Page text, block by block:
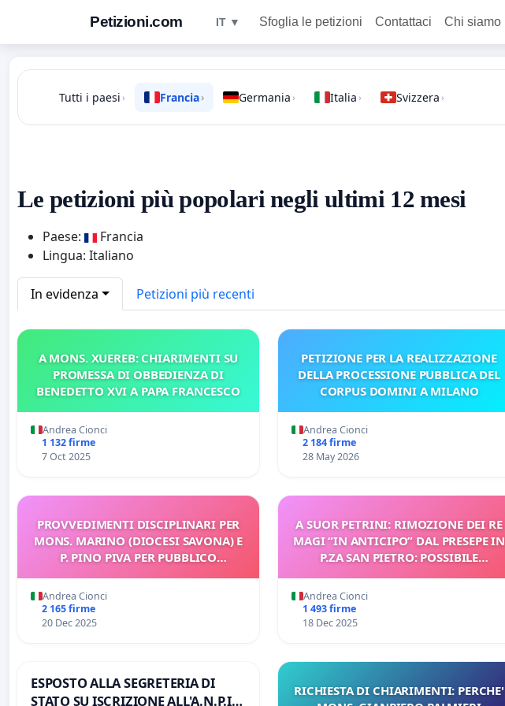
Petizioni.com IT ▼ Sfoglia le petizioni Contattaci Chi siamo
Tutti i paesi › Francia› Germania › Italia › Svizzera ›
Le petizioni più popolari negli ultimi 12 mesi
Paese:
Francia
Lingua: Italiano
In evidenza Petizioni più recenti
A MONS. XUEREB: CHIARIMENTI SU
PROMESSA DI OBBEDIENZA DI
BENEDETTO XVI A PAPA FRANCESCO
Andrea Cionci
1 132 firme
7 Oct 2025
PETIZIONE PER LA REALIZZAZIONE
DELLA PROCESSIONE PUBBLICA DEL
CORPUS DOMINI A MILANO
Andrea Cionci
2 184 firme
28 May 2026
PROVVEDIMENTI DISCIPLINARI PER
MONS. MARINO (DIOCESI SAVONA) E
P. PINO PIVA PER PUBBLICO
CONTRARIO ALLA DOTTRINA
Andrea Cionci
2 165 firme
20 Dec 2025
A SUOR PETRINI: RIMOZIONE DEI RE
MAGI “IN ANTICIPO” DAL PRESEPE IN
P.ZA SAN PIETRO: POSSIBILE
Andrea Cionci
1 493 firme
18 Dec 2025
ESPOSTO ALLA SEGRETERIA DI
STATO SU ISCRIZIONE ALL'A.N.P.I.
RICHIESTA DI CHIARIMENTI: PERCHE'